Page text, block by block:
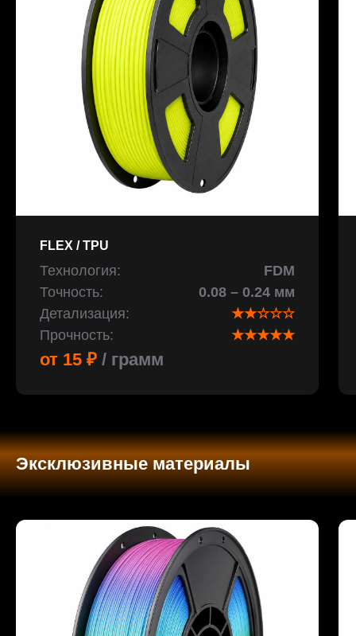
FLEX / TPU
Технология:
FDM
Точность:
0.08 – 0.24 мм
Детализация:
★★☆☆☆
Прочность:
★★★★★
от 15 ₽ / грамм
Эксклюзивные материалы